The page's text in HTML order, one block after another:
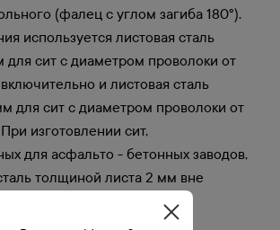
(фалец с углом загиба 180°).
используется листовая сталь
сит с диаметром проволоки от
и листовая сталь
для сит с диаметром проволоки от
изготовлении сит,
для асфальто - бетонных заводов,
толщиной листа 2 мм вне
диаметра проволоки.